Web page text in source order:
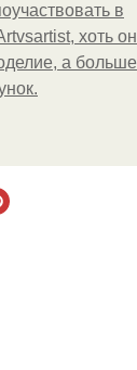
в
хоть он
а больше